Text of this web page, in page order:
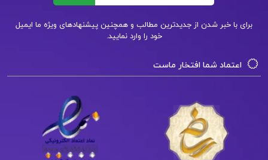
کتاب پیشنهادی📚
دانلود فایل PDF کتاب تاریخ فرهنگ و تمدن اسلامی
دانلود فایل PDF کتاب نظریه اساسی مدارها و شبکه
ها چارلز دسور جلد اول
برای با خبر شدن از جدیدترین مطالب و همچنین پیشنهادهای ویژه ما ایمیل
خود را وارد نمایید.
اعتماد شما افتخار ماست